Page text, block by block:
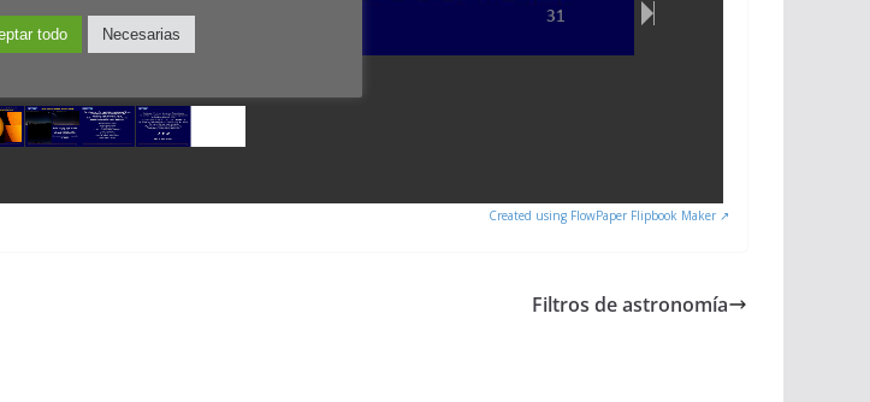
Created using FlowPaper Flipbook Maker ↗
Filtros de astronomía
todo Necesarias